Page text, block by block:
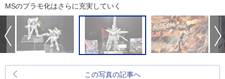
MSのプラモ化はさらに充実していく
この写真の記事へ